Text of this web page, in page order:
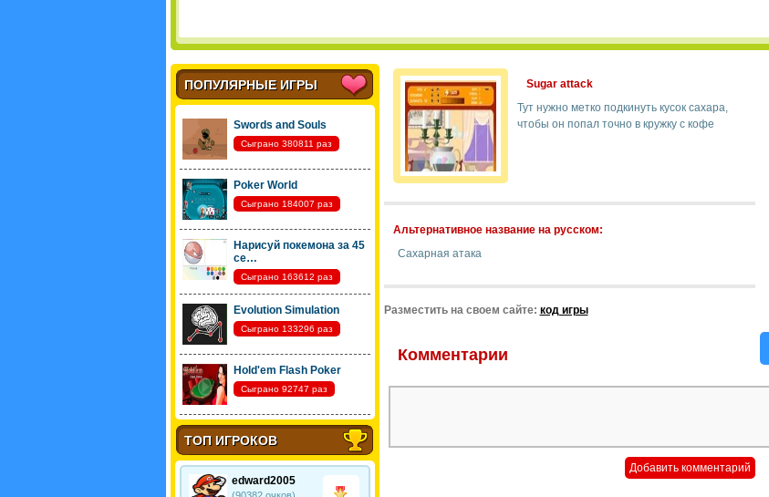
ПОПУЛЯРНЫЕ ИГРЫ
Swords and Souls
Сыграно 380811 раз
Poker World
Сыграно 184007 раз
Нарисуй покемона за 45
се…
Сыграно 163612 раз
Evolution Simulation
Сыграно 133296 раз
Hold'em Flash Poker
Сыграно 92747 раз
ТОП ИГРОКОВ
edward2005
Sugar attack
Тут нужно метко подкинуть кусок сахара,
чтобы он попал точно в кружку с кофе
Альтернативное название на русском:
Сахарная атака
Разместить на своем сайте: код игры
Комментарии